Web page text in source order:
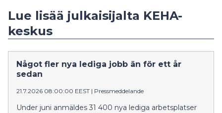
Lue lisää julkaisijalta KEHA-
keskus
Något fler nya lediga jobb än för ett år
sedan
21.7.2026 08:00:00 EEST | Pressmeddelande
Under juni anmäldes 31 400 nya lediga arbetsplatser